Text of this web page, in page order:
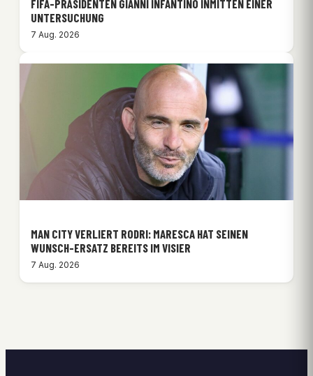
FIFA-PRÄSIDENTEN GIANNI INFANTINO INMITTEN EINER
UNTERSUCHUNG
7 Aug. 2026
MAN CITY VERLIERT RODRI: MARESCA HAT SEINEN
WUNSCH-ERSATZ BEREITS IM VISIER
7 Aug. 2026